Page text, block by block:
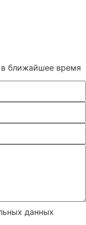
ближайшее время
данных